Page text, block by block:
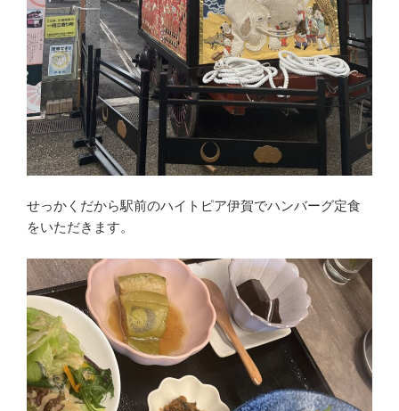
せっかくだから駅前のハイトピア伊賀でハンバーグ定食
をいただきます。